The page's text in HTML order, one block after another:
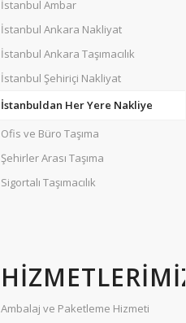
İstanbul Ambar
İstanbul Ankara Nakliyat
İstanbul Ankara Taşımacılık
İstanbul Şehiriçi Nakliyat
İstanbuldan Her Yere Nakliye
Ofis ve Büro Taşıma
Şehirler Arası Taşıma
Sigortalı Taşımacılık
HIZMETLERIMIZ
Ambalaj ve Paketleme Hizmeti